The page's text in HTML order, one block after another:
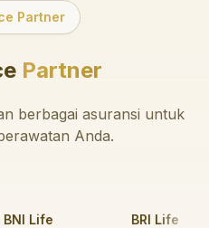
Partner
Partner
berbagai asuransi untuk
Anda.
Life BRI Life